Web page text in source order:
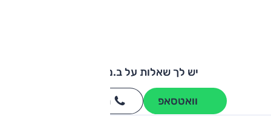
יש לך שאלות על ב.מ.וו M2?
וואטסאפ חייגו